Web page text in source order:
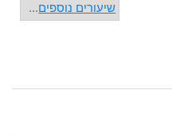
שיעורים נוספים...